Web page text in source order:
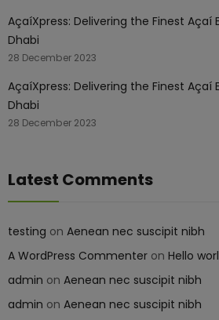
AçaíXpress: Delivering the Finest Açaí
Dhabi
28 December 2023
AçaíXpress: Delivering the Finest Açaí
Dhabi
28 December 2023
Latest Comments
testing on Aenean nec suscipit nibh
A WordPress Commenter on Hello
admin on Aenean nec suscipit nibh
admin on Aenean nec suscipit nibh